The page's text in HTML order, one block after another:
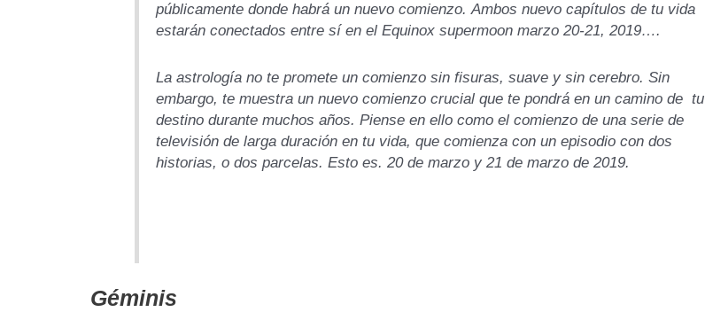
públicamente donde habrá un nuevo comienzo.Ambos nuevo capítulos de tu vida
estarán conectados entre sí en el Equinox supermoon marzo 20-21, 2019….
La astrología no te promete un comienzo sin fisuras, suave y sin cerebro. Sin
embargo, te muestra un nuevo comienzo crucial que te pondrá en un camino de tu
destino durante muchos años.Piense en ello como el comienzo de una serie de
televisión de larga duración en tu vida, que comienza con un episodio con dos
historias, o dos parcelas. Esto es. 20 de marzo y 21 de marzo de 2019.
Géminis